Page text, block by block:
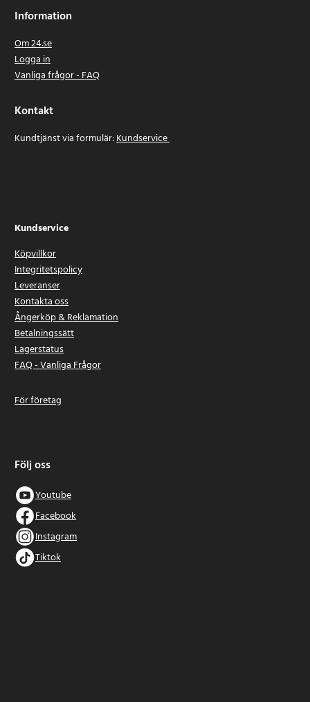
Information
Om 24.se
Logga in
Vanliga frågor - FAQ
Kontakt
Kundtjänst via formulär:Kundservice
Kundservice
Köpvillkor
Integritetspolicy
Leveranser
Kontakta oss
Ångerköp & Reklamation
Betalningssätt
Lagerstatus
FAQ - Vanliga Frågor
För företag
Följ oss
Youtube
Facebook
Instagram
Tiktok